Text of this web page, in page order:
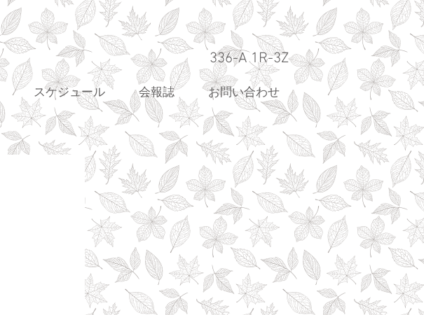
336-A 1R-3Z
スケジュール 会報誌 お問い合わせ